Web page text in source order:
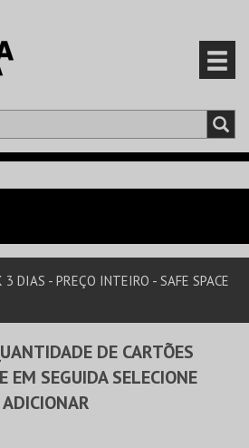
3 DIAS - PREÇO INTEIRO - SAFE SPACE
DE CARTÕES
EM SEGUIDA SELECIONE
ADICIONAR